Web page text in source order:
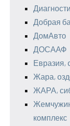
Добрая
ДомАвто
ДОСААФ
Евразия,
Жара,
ЖАРА,
комплекс